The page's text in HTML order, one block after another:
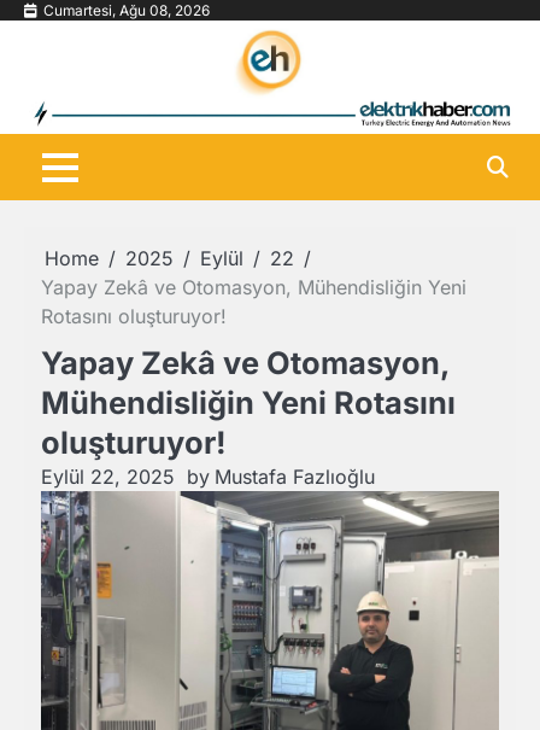
Skip Cumartesi, Ağu 08, 2026
Home 2025 Eylül
22
Yapay Zekâ ve Otomasyon, Mühendisliğin Yeni
Rotasını oluşturuyor!
Yapay Zekâ ve Otomasyon,
Mühendisliğin Yeni Rotasını
oluşturuyor!
Eylül 22, 2025 by Mustafa Fazlıoğlu